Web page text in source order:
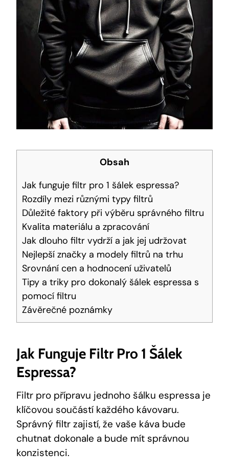
Obsah
Jak funguje filtr pro 1 šálek ​espressa?
Rozdíly ⁤mezi ⁣různými typy filtrů
Důležité faktory při ⁣výběru správného filtru
Kvalita materiálu a‌ zpracování
Jak ⁢dlouho filtr​ vydrží a jak⁢ jej udržovat
Nejlepší značky a modely filtrů⁤ na trhu
Srovnání cen a hodnocení ‌uživatelů
Tipy a⁢ triky​ pro dokonalý šálek espressa s‌
pomocí filtru
Závěrečné poznámky
Jak Funguje Filtr Pro 1 Šálek ​
Espressa?
Filtr pro přípravu‌ jednoho šálku ⁣espressa je
klíčovou součástí každého ⁣kávovaru.⁤
Správný filtr ‌zajistí,⁤ že vaše‍ káva bude
chutnat dokonale a bude mít ⁤správnou
konzistenci.